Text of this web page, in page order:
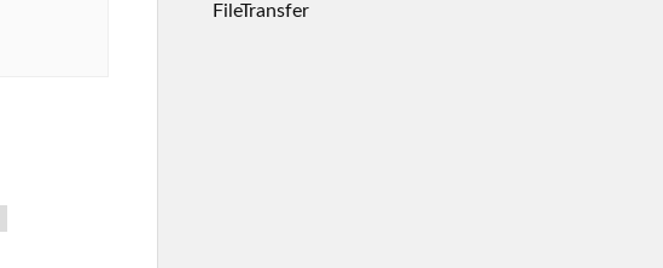
FileTransfer